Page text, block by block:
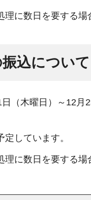
理に数日を要する
込について
（木曜日）～12
しています。
理に数日を要する